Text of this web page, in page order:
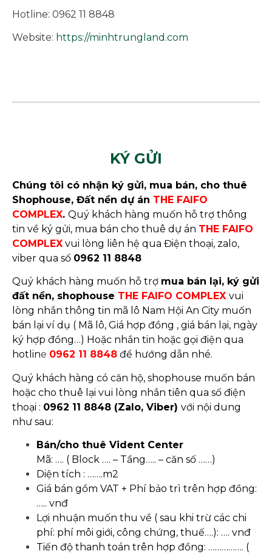
Hotline: 0962 11 8848
Website: https://minhtrungland.com
KÝ GỬI
Chúng tôi có nhận ký gửi, mua bán, cho thuê
Shophouse, Đất nền dự án THE FAIFO
COMPLEX. Quý khách hàng muốn hỗ trợ thông
tin về ký gửi, mua bán cho thuê dự án THE FAIFO
COMPLEX vui lòng liên hệ qua Điện thoại, zalo,
viber qua số 0962 11 8848
Quý khách hàng muốn hỗ trợ mua bán lại, ký gửi
đất nền, shophouse THE FAIFO COMPLEX vui
lòng nhắn thông tin mã lô Nam Hội An City muốn
bán lại ví dụ ( Mã lô, Giá hợp đồng , giá bán lại, ngày
ký hợp đồng…) Hoặc nhắn tin hoặc gọi điện qua
hotline 0962 11 8848 để hướng dẫn nhé.
Quý khách hàng có căn hộ, shophouse muốn bán
hoặc cho thuê lại vui lòng nhắn tiên qua số điện
thoại : 0962 11 8848 (Zalo, Viber) với nội dung
như sau:
Bán/cho thuê Vident Center
Mã: …. ( Block …. – Tầng….. – căn số ……)
Diện tích : …….m2
Giá bán gồm VAT + Phí bảo trì trên hợp đồng:
….. vnđ
Lợi nhuận muốn thu về ( sau khi trừ các chi
phí: phí môi giới, công chứng, thuế….): …. vnđ
Tiến độ thanh toán trên hợp đồng: ……………. (